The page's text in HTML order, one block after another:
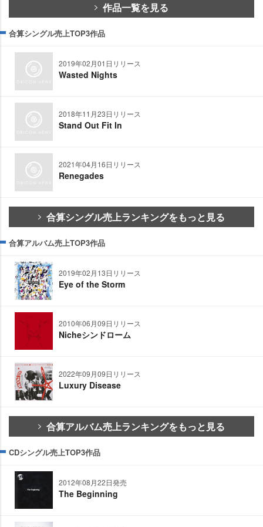
作品一覧を見る
合算シングル売上TOP3作品
2019年02月01日リリース
Wasted Nights
2018年11月23日リリース
Stand Out Fit In
2021年04月16日リリース
Renegades
合算シングル売上ランキングをもっと見る
合算アルバム売上TOP3作品
2019年02月13日リリース
Eye of the Storm
2010年06月09日リリース
Nicheシンドローム
2022年09月09日リリース
Luxury Disease
合算アルバム売上ランキングをもっと見る
CDシングル売上TOP3作品
2012年08月22日発売
The Beginning